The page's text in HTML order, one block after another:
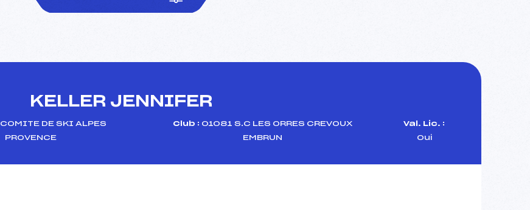
KELLER JENNIFER
COMITE DE SKI ALPES
PROVENCE
Club : 01081 S.C LES ORRES CREVOUX
EMBRUN
Val. Lic. :
Oui